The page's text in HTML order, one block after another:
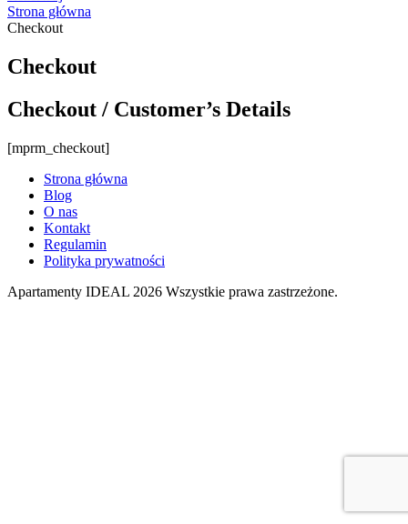
Strona główna
Checkout
Checkout
Checkout / Customer’s Details
[mprm_checkout]
Strona główna
Blog
O nas
Kontakt
Regulamin
Polityka prywatności
Apartamenty IDEAL 2026 Wszystkie prawa zastrzeżone.